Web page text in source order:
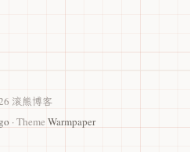
滚熊博客
· Theme Warmpaper